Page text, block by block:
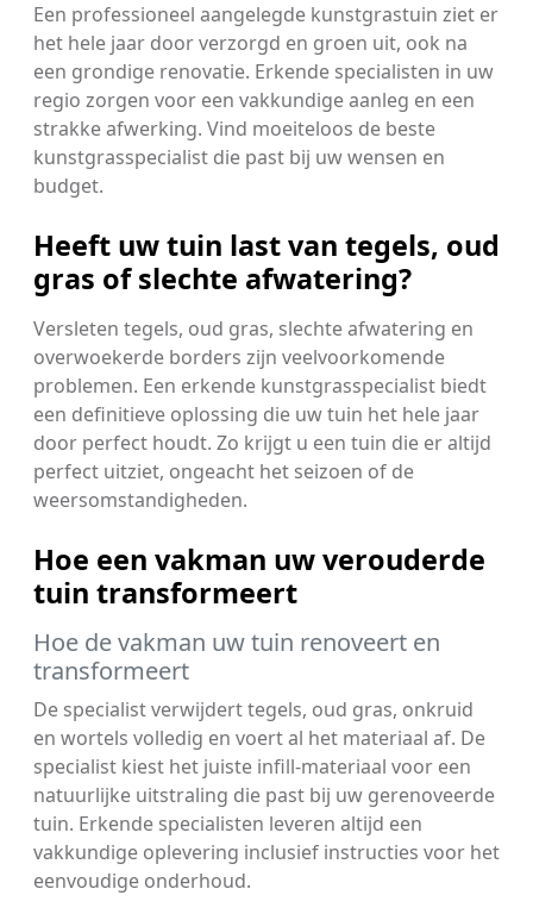
Een professioneel aangelegde kunstgrastuin ziet er
het hele jaar door verzorgd en groen uit, ook na
een grondige renovatie. Erkende specialisten in uw
regio zorgen voor een vakkundige aanleg en een
strakke afwerking. Vind moeiteloos de beste
kunstgrasspecialist die past bij uw wensen en
budget.
Heeft uw tuin last van tegels, oud
gras of slechte afwatering?
Versleten tegels, oud gras, slechte afwatering en
overwoekerde borders zijn veelvoorkomende
problemen. Een erkende kunstgrasspecialist biedt
een definitieve oplossing die uw tuin het hele jaar
door perfect houdt. Zo krijgt u een tuin die er altijd
perfect uitziet, ongeacht het seizoen of de
weersomstandigheden.
Hoe een vakman uw verouderde
tuin transformeert
Hoe de vakman uw tuin renoveert en
transformeert
De specialist verwijdert tegels, oud gras, onkruid
en wortels volledig en voert al het materiaal af. De
specialist kiest het juiste infill-materiaal voor een
natuurlijke uitstraling die past bij uw gerenoveerde
tuin. Erkende specialisten leveren altijd een
vakkundige oplevering inclusief instructies voor het
eenvoudige onderhoud.